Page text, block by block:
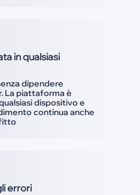
in qualsiasi
dipendere
La piattaforma è
dispositivo e
continua anche
errori